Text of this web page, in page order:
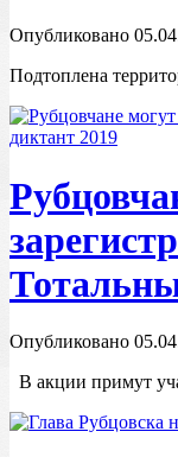
Опубликовано
Подтоплена
Опубликовано
В акции примут